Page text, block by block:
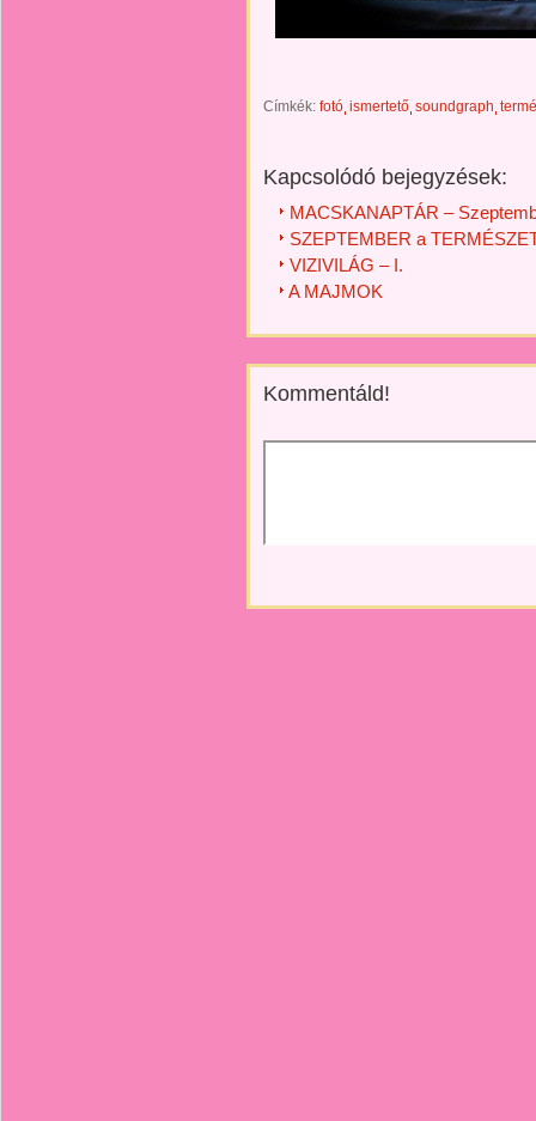
Címkék: fotó ismertető soundgraph
Kapcsolódó bejegyzések:
MACSKANAPTÁR –
SZEPTEMBER a
VIZIVILÁG – I.
A MAJMOK
Kommentáld!